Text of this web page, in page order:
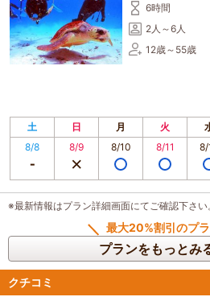
6時間
2人～6人
12歳～55歳
土 日 月 火
8/8
8/9 8/10 8/11 8/
※最新情報はプラン詳細画面にてご確認下さい
最大20%割引のプラ
プランをもっとみ
クチコミ